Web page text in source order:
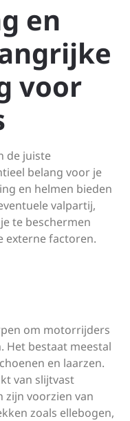
en
voor
de juiste
belang voor je
en helmen bieden
valpartij,
te beschermen
externe factoren.
om motorrijders
Het bestaat meestal
en laarzen.
van slijtvast
zijn voorzien van
zoals ellebogen,